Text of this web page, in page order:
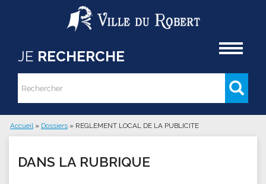
Aller au contenu principal
JE RECHERCHE
Formulaire de recherche
Rechercher
Vous êtes ici
Accueil » Dossiers » REGLEMENT LOCAL DE LA PUBLICITE
DANS LA RUBRIQUE